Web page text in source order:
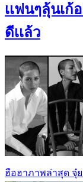
เเฟนๆลุ้นเ
ดีเเล้ว
ฮือฮาภาพล่าสุด จุ๋